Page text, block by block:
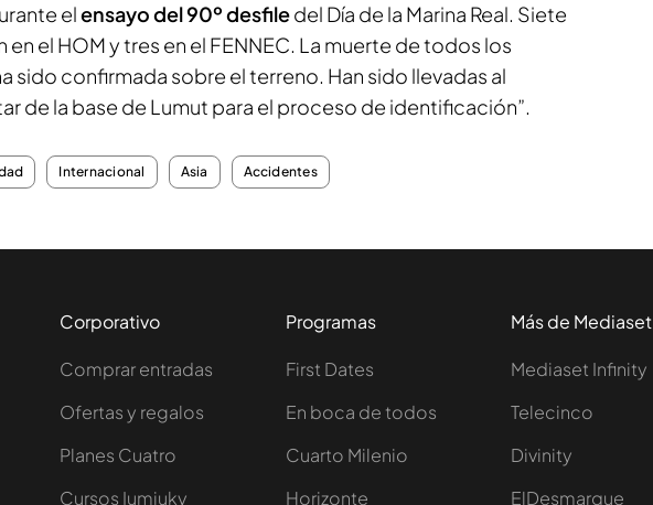
elensayo del 90º desfiledel Día de la Marina Real. Siete
en el HOM y tres en el FENNEC. La muerte de todos los
sido confirmada sobre el terreno. Han sido llevadas al
de la base de Lumut para el proceso de identificación”.
Internacional Asia Accidentes
Corporativo
Comprar entradas
Ofertas y regalos
Planes Cuatro
Cursos Iumiuky
Programas
First Dates
En boca de todos
Cuarto Milenio
Horizonte
Más de Mediaset
Mediaset Infinity
Telecinco
Divinity
ElDesmarque